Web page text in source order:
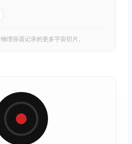
理容器记录的更多宇宙切片。